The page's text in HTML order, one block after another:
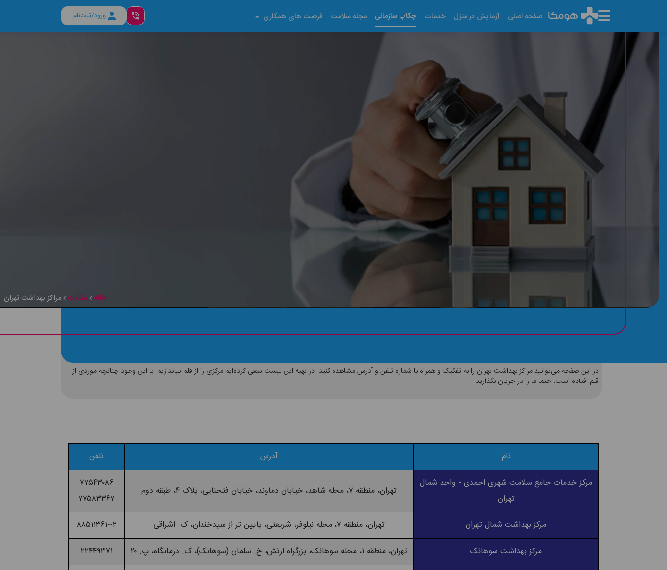
صفحه اصلی آزمایش در منزل خدمات چکاپ سازمانی مجله سلامت فرصت های همکاری ورود/ثبت‌نام
خانه مقالات مراکز بهداشت تهران
مراکز بهداشت تهران
آخرین تاریخ به روز رسانی: ۱۴۰۵/۰۵/۱۳
در این صفحه می‌توانید مراکز بهداشت تهران را به تفکیک و همراه با شماره تلفن و آدرس مشاهده کنید. در تهیه این لیست سعی کرده‌ایم مرکزی را از قلم نیاندازیم. با این وجود چنانچه موردی از
قلم افتاده است، حتما ما را در جریان بگذارید.
نام آدرس
تلفن
مرکز خدمات جامع سلامت شهری احمدی - واحد شمال
تهران
تهران، منطقه ۷، محله شاهد، خیابان دماوند، خیابان فتحنایی، پلاک ۴، طبقه دوم
۷۷۵۴۳۰۸۶
۷۷۵۸۳۳۶۷
مرکز بهداشت شمال تهران
تهران، منطقه ۷، محله نیلوفر، شریعتی، پایین تر از سیدخندان، ک. اشراقی
۲~۸۸۵۱۱۳۶۱
مرکز بهداشت سوهانک
تهران، منطقه ۱، محله سوهانک، بزرگراه ارتش، خ. سلمان (سوهانک)، ک. درمانگاه، پ. ۲۰ ۲۲۴۴۹۳۷۱